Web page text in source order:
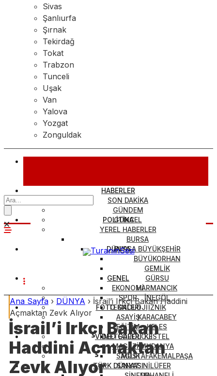
Sivas
Şanlıurfa
Şırnak
Tekirdağ
Tokat
Trabzon
Tunceli
Uşak
Van
Yalova
Yozgat
Zonguldak
HABERLER
SON DAKİKA
GÜNDEM
GÜNCEL
YEREL HABERLER
BURSA
BURSA BÜYÜKŞEHİR
BÜYÜKORHAN
GEMLİK
GÜRSU
HARMANCIK
İNEGÖL
İZNİK
KARACABEY
KELES
KESTEL
MUDANYA
MUSTAFAKEMALPAŞA
NİLÜFER
POLİTİKA
DÜNYA
GENEL
EKONOMİ
SPOR
TEKNOLOJİ
ASAYİŞ
EĞİTİM
METEOROLOJİ
MAGAZİN
SAĞLIK
SANAT
FOTO GALERİ
VİDEO GALERİ
TÜRK DÜNYASI
Ana Sayfa › DÜNYA › İsrail’i Irkçı Bakan Haddini
Açmaktan Zevk Alıyor
İsrail’i Irkçı Bakan
Haddini Açmaktan
Zevk Alıyor